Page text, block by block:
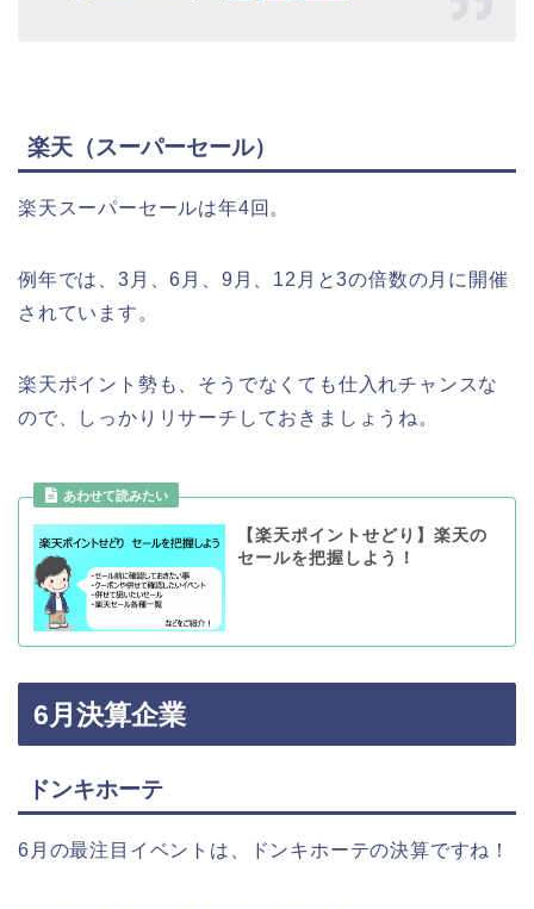
楽天（スーパーセール）
楽天スーパーセールは年4回。
例年では、3月、6月、9月、12月と3の倍数の月に開催
されています。
楽天ポイント勢も、そうでなくても仕入れチャンスな
ので、しっかりリサーチしておきましょうね。
【楽天ポイントせどり】楽天の
セールを把握しよう！
6月決算企業
ドンキホーテ
6月の最注目イベントは、ドンキホーテの決算ですね！